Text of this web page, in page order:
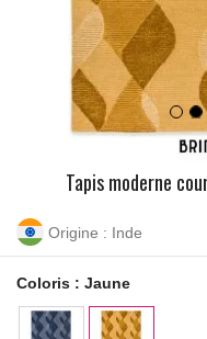
Tapis moderne
Origine : Inde
Coloris : Jaune